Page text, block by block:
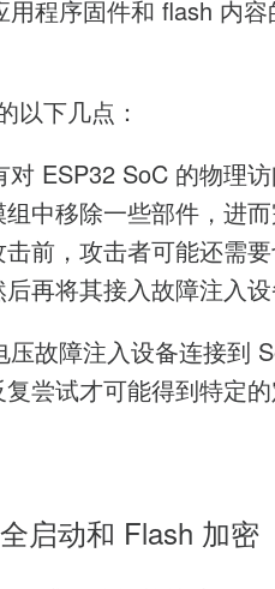
用程序固件和 flash 内容
以下几点：
对 ESP32 SoC 的物理
中移除一些部件，进
前，攻击者可能还需
再将其接入故障注入
压故障注入设备连接到
尝试才可能得到特定
启动和 Flash 加密